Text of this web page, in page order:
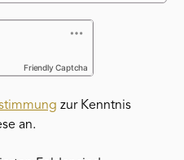
Friendly Captcha
zur Kenntnis
an.